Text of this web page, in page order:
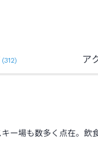
(312) ア
ー場も数多く点在。飲